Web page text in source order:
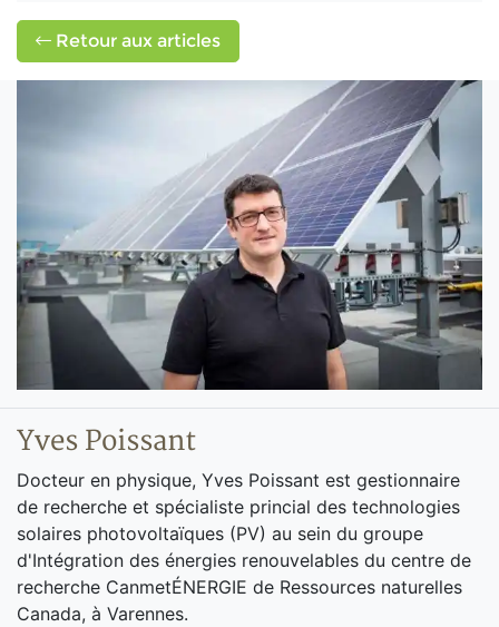
Retour aux articles
Yves Poissant
Docteur en physique, Yves Poissant est gestionnaire
de recherche et spécialiste princial des technologies
solaires photovoltaïques (PV) au sein du groupe
d'Intégration des énergies renouvelables du centre de
recherche CanmetÉNERGIE de Ressources naturelles
Canada, à Varennes.